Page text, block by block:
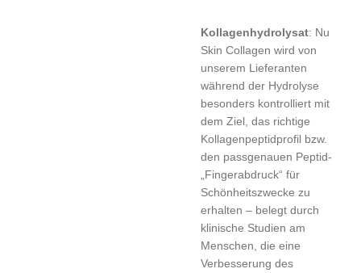
Kollagenhydrolysat: Nu
Skin Collagen wird von
unserem Lieferanten
während der Hydrolyse
besonders kontrolliert mit
dem Ziel, das richtige
Kollagenpeptidprofil bzw.
den passgenauen Peptid-
„Fingerabdruck“ für
Schönheitszwecke zu
erhalten – belegt durch
klinische Studien am
Menschen, die eine
Verbesserung des